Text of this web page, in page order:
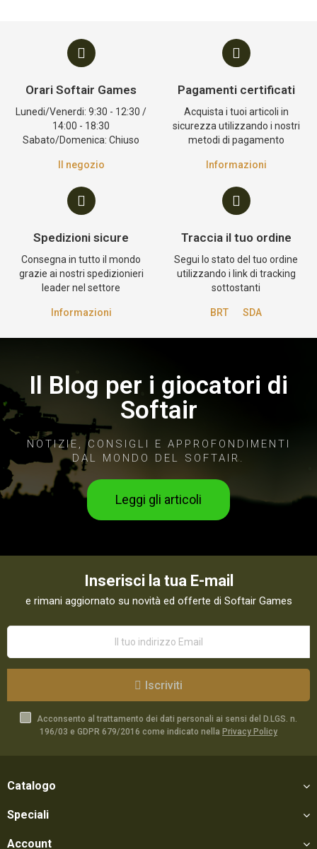
Orari Softair Games
Lunedi/Venerdi: 9:30 - 12:30 /
14:00 - 18:30
Sabato/Domenica: Chiuso
Il negozio
Pagamenti certificati
Acquista i tuoi articoli in
sicurezza utilizzando i nostri
metodi di pagamento
Informazioni
Spedizioni sicure
Consegna in tutto il mondo
grazie ai nostri spedizionieri
leader nel settore
Informazioni
Traccia il tuo ordine
Segui lo stato del tuo ordine
utilizzando i link di tracking
sottostanti
BRT SDA
Il Blog per i giocatori di
Softair
NOTIZIE, CONSIGLI E APPROFONDIMENTI
DAL MONDO DEL SOFTAIR.
Leggi gli articoli
Inserisci la tua E-mail
e rimani aggiornato su novità ed offerte di Softair Games
Iscriviti
Acconsento al trattamento dei dati personali ai sensi del D.LGS. n.
196/03 e GDPR 679/2016 come indicato nella Privacy Policy
Catalogo
Speciali
Account